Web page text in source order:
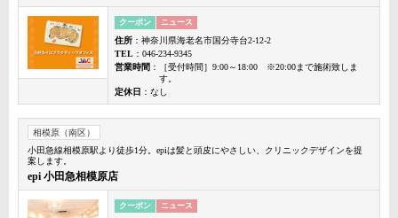
クーポン ニュース
住所 ：神奈川県海老名市国分寺台2-12-2
TEL ：046-234-9345
営業時間 ：［受付時間］9:00～18:00 ※20:00まで施術致しま
す。
定休日 ：なし
相模原（南区）
小田急線相模原駅より徒歩1分。epiは髪と頭皮にやさしい、クリニックデザインを提
案します。
epi 小田急相模原店
クーポン ニュース